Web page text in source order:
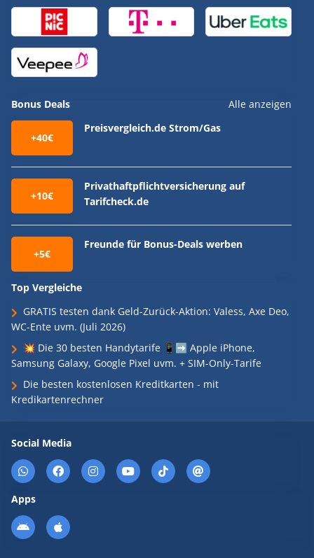
Bonus Deals Alle anzeigen
+40€
Preisvergleich.de Strom/Gas
+10€
Privathaftpflichtversicherung auf
Tarifcheck.de
+5€
Freunde für Bonus-Deals werben
Top Vergleiche
GRATIS testen dank Geld-Zurück-Aktion: Valess, Axe Deo,
WC-Ente uvm. (Juli 2026)
💥 Die 30 besten Handytarife 📱➡️ Apple iPhone,
Samsung Galaxy, Google Pixel uvm. + SIM-Only-Tarife
Die besten kostenlosen Kreditkarten - mit
Kredikartenrechner
Social Media
Apps